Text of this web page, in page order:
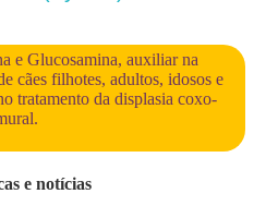
e Glucosamina, auxiliar na
cães filhotes, adultos, idosos e
tratamento da displasia coxo-
e notícias